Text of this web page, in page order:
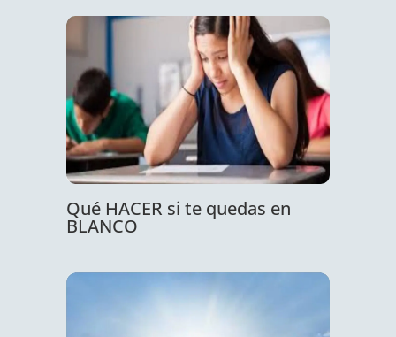
Qué HACER si te quedas en
BLANCO